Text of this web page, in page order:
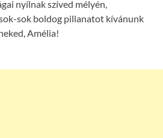
nyílnak szíved mélyén,
sok boldog pillanatot kívánunk
Amélia!